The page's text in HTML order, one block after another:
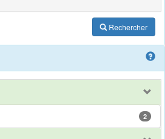
Rechercher
2